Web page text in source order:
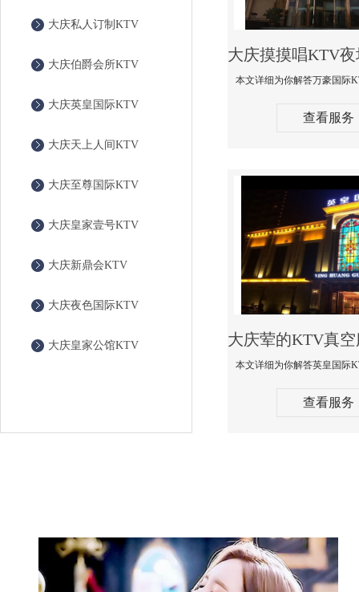
大庆私人订制KTV
大庆伯爵会所KTV
大庆英皇国际KTV
大庆天上人间KTV
大庆至尊国际KTV
大庆皇家壹号KTV
大庆新鼎会KTV
大庆夜色国际KTV
大庆皇家公馆KTV
查看服务
查看服务